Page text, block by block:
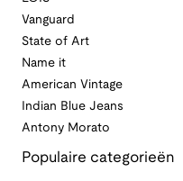
Vanguard
State of Art
Name it
American Vintage
Indian Blue Jeans
Antony Morato
Populaire categorieën